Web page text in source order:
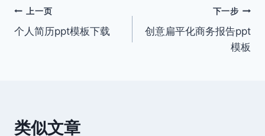
文
章
上一页
个人简历ppt模板下载
下一步
创意扁平化商务报告ppt
模板
类似文章